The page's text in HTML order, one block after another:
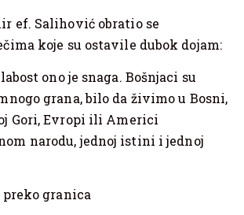
ef. Salihović obratio se
koje su ostavile dubok dojam:
ono je snaga. Bošnjaci su
grana, bilo da živimo u Bosni,
Gori, Evropi ili Americi
narodu, jednoj istini i jednoj
preko granica